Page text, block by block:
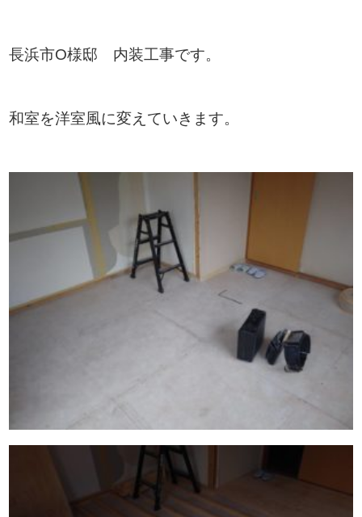
長浜市O様邸 内装工事です。
和室を洋室風に変えていきます。